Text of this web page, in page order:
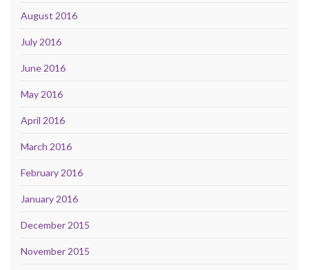
August 2016
July 2016
June 2016
May 2016
April 2016
March 2016
February 2016
January 2016
December 2015
November 2015